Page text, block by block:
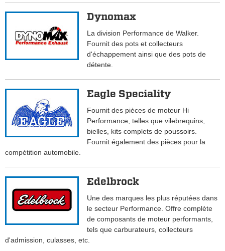
Dynomax
La division Performance de Walker.
Fournit des pots et collecteurs
d'échappement ainsi que des pots de
détente.
Eagle Speciality
Fournit des pièces de moteur Hi
Performance, telles que vilebrequins,
bielles, kits complets de poussoirs.
Fournit également des pièces pour la
compétition automobile.
Edelbrock
Une des marques les plus réputées dans
le secteur Performance. Offre complète
de composants de moteur performants,
tels que carburateurs, collecteurs
d'admission, culasses, etc.